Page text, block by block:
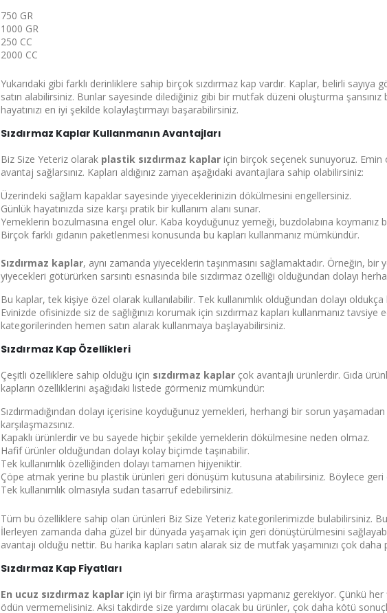
Kurumsal Üye Ol
%30'a
varan indirimlerden
yararlan.
Bu ekranı bir daha gösterme
750 GR
1000 GR
250 CC
2000 CC
Yukarıdaki gibi farklı derinliklere sahip birçok sızdırmaz kap vardır. Kaplar, belirli
satın alabilirsiniz. Bunlar sayesinde dilediğiniz gibi bir mutfak düzeni oluşturma şansınız
hayatınızı en iyi şekilde kolaylaştırmayı başarabilirsiniz.
Sızdırmaz Kaplar Kullanmanın Avantajları
Biz Size Yeteriz olarak plastik sızdırmaz kaplar için birçok seçenek sunuyoruz. Emin
avantaj sağlarsınız. Kapları aldığınız zaman aşağıdaki avantajlara sahip olabilirsiniz:
Üzerindeki sağlam kapaklar sayesinde yiyeceklerinizin dökülmesini engellersiniz.
Günlük hayatınızda size karşı pratik bir kullanım alanı sunar.
Yemeklerin bozulmasına engel olur. Kaba koyduğunuz yemeği, buzdolabına koymanız
Birçok farklı gıdanın paketlenmesi konusunda bu kapları kullanmanız mümkündür.
Sızdırmaz kaplar, aynı zamanda yiyeceklerin taşınmasını sağlamaktadır. Örneğin,
yiyecekleri götürürken sarsıntı esnasında bile sızdırmaz özelliği olduğundan dolayı
Bu kaplar, tek kişiye özel olarak kullanılabilir. Tek kullanımlık olduğundan dolayı
Evinizde ofisinizde siz de sağlığınızı korumak için sızdırmaz kapları kullanmanız
kategorilerinden hemen satın alarak kullanmaya başlayabilirsiniz.
Sızdırmaz Kap Özellikleri
Çeşitli özelliklere sahip olduğu için sızdırmaz kaplar çok avantajlı ürünlerdir. Gıda
kapların özelliklerini aşağıdaki listede görmeniz mümkündür:
Sızdırmadığından dolayı içerisine koyduğunuz yemekleri, herhangi bir sorun
karşılaşmazsınız.
Kapaklı ürünlerdir ve bu sayede hiçbir şekilde yemeklerin dökülmesine neden olmaz.
Hafif ürünler olduğundan dolayı kolay biçimde taşınabilir.
Tek kullanımlık özelliğinden dolayı tamamen hijyeniktir.
Çöpe atmak yerine bu plastik ürünleri geri dönüşüm kutusuna atabilirsiniz. Böylece geri
Tek kullanımlık olmasıyla sudan tasarruf edebilirsiniz.
Tüm bu özelliklere sahip olan ürünleri Biz Size Yeteriz kategorilerimizde bulabilirsiniz.
İlerleyen zamanda daha güzel bir dünyada yaşamak için geri dönüştürülmesini
avantajı olduğu nettir. Bu harika kapları satın alarak siz de mutfak yaşamınızı çok
Sızdırmaz Kap Fiyatları
En ucuz sızdırmaz kaplar için iyi bir firma araştırması yapmanız gerekiyor. Çünkü
ödün vermemelisiniz. Aksi takdirde size yardımı olacak bu ürünler, çok daha kötü